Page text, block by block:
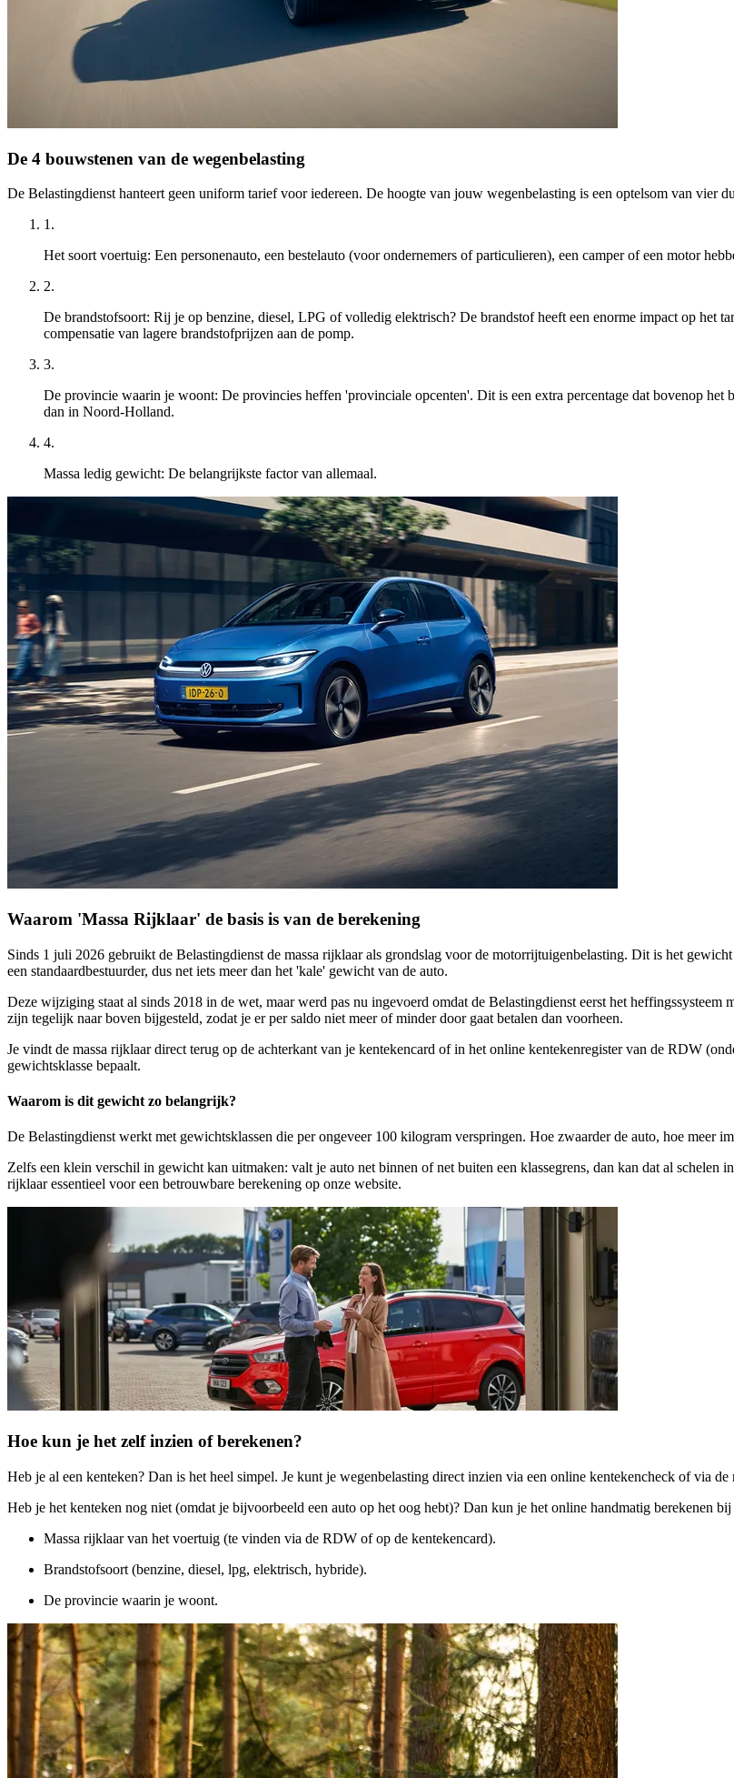
De 4 bouwstenen van de wegenbelasting
De Belastingdienst hanteert geen uniform tarief voor iedereen. De hoogte van jouw wegenbelasting is een optelsom van vier
1.
Het soort voertuig: Een personenauto, een bestelauto (voor ondernemers of particulieren), een camper of een motor
2.
De brandstofsoort: Rij je op benzine, diesel, LPG of volledig elektrisch? De brandstof heeft een enorme impact op het
compensatie van lagere brandstofprijzen aan de pomp.
3.
De provincie waarin je woont: De provincies heffen 'provinciale opcenten'. Dit is een extra percentage dat bovenop
dan in Noord-Holland.
4.
Massa ledig gewicht: De belangrijkste factor van allemaal.
Waarom 'Massa Rijklaar' de basis is van de berekening
Sinds 1 juli 2026 gebruikt de Belastingdienst de massa rijklaarals grondslag voor de motorrijtuigenbelasting. Dit is het
een standaardbestuurder, dus net iets meer dan het 'kale' gewicht van de auto.
Deze wijziging staat al sinds 2018 in de wet, maar werd pas nu ingevoerd omdat de Belastingdienst eerst het heffingssysteem
zijn tegelijk naar boven bijgesteld, zodat je er per saldo niet meer of minder door gaat betalen dan voorheen.
Je vindt de massa rijklaar direct terug op de achterkant van je kentekencard of in het online kentekenregister van de RDW
gewichtsklasse bepaalt.
Waarom is dit gewicht zo belangrijk?
De Belastingdienst werkt met gewichtsklassen die per ongeveer 100 kilogram verspringen. Hoe zwaarder de auto, hoe meer
Zelfs een klein verschil in gewicht kan uitmaken: valt je auto net binnen of net buiten een klassegrens, dan kan dat al schelen
rijklaar essentieel voor een betrouwbare berekening op onze website.
Hoe kun je het zelf inzien of berekenen?
Heb je al een kenteken? Dan is het heel simpel. Je kunt je wegenbelasting direct inzien via een online kentekencheck of via de
Heb je het kenteken nog niet (omdat je bijvoorbeeld een auto op het oog hebt)? Dan kun je het online handmatig berekenen
Massa rijklaarvan het voertuig (te vinden via de RDW of op de kentekencard).
Brandstofsoort (benzine, diesel, lpg, elektrisch, hybride).
De provincie waarin je woont.